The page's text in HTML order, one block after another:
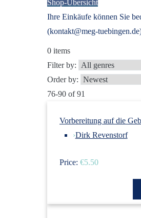
Shop-Übersicht
Ihre Einkäufe können Sie
(kontakt@meg-
0 items
Filter by:
Order by:
76-90 of 91
Vorbereitung auf die
›Dirk Revenstorf
Price: €5.50